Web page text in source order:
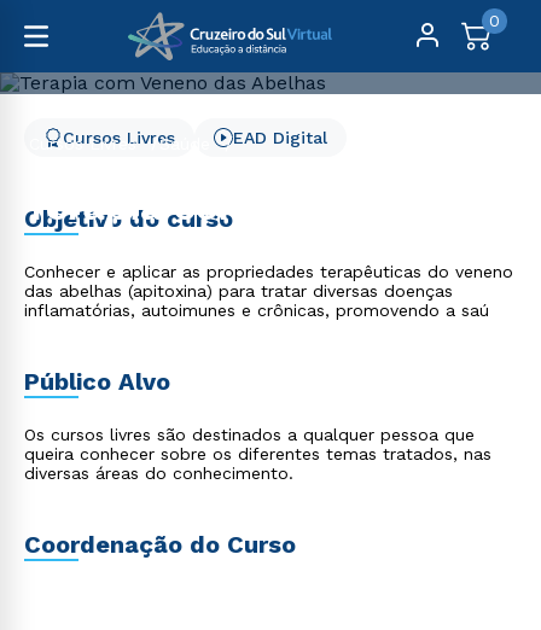
0
Cursos Livres
Saúde
Terapia com Veneno das
Abelhas
Cursos Livres EAD Digital
Objetivo do curso
Conhecer e aplicar as propriedades terapêuticas do veneno
das abelhas (apitoxina) para tratar diversas doenças
inflamatórias, autoimunes e crônicas, promovendo a saú
Público Alvo
Os cursos livres são destinados a qualquer pessoa que
queira conhecer sobre os diferentes temas tratados, nas
diversas áreas do conhecimento.
Coordenação do Curso